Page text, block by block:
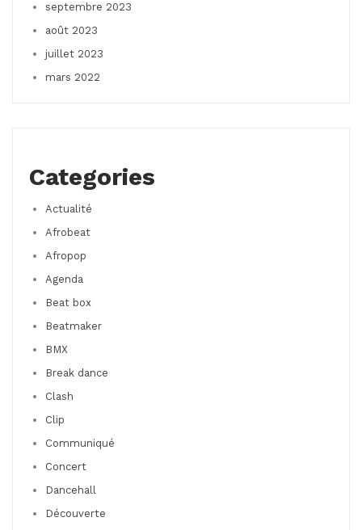
septembre 2023
août 2023
juillet 2023
mars 2022
Categories
Actualité
Afrobeat
Afropop
Agenda
Beat box
Beatmaker
BMX
Break dance
Clash
Clip
Communiqué
Concert
Dancehall
Découverte